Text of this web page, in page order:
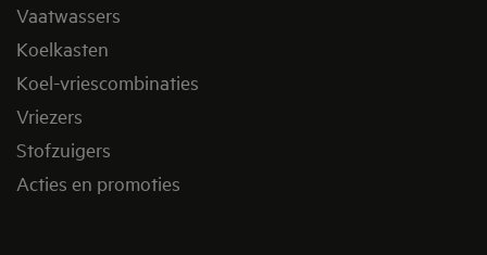
Vaatwassers
Koelkasten
Koel-vriescombinaties
Vriezers
Stofzuigers
Acties en promoties